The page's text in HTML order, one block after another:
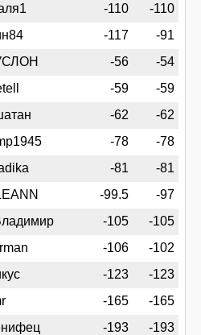
-110 -110
-117 -91
-56 -54
-59 -59
-62 -62
-78 -78
-81 -81
-99.5 -97
-105 -105
-106 -102
-123 -123
-165 -165
-193 -193